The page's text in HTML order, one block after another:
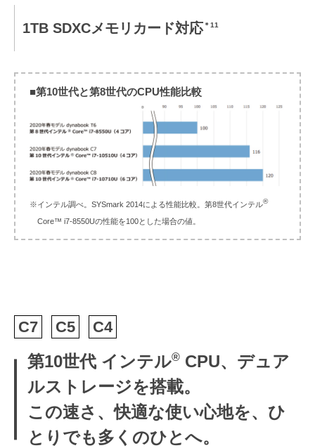
1TB SDXCメモリカード対応 ＊11
■第10世代と第8世代のCPU性能比較
※インテル調べ。SYSmark 2014による性能比較。第8世代インテル®
Core™ i7-8550Uの性能を100とした場合の値。
C7 C5 C4
第10世代 インテル® CPU、デュア
ルストレージを搭載。
この速さ、快適な使い心地を、ひ
とりでも多くのひとへ。